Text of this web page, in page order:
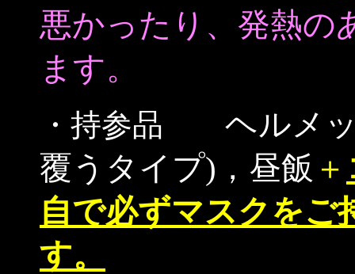
悪かったり、発熱の
ます。
・持参品 ヘルメ
覆うタイプ)，昼飯 ＋
自で必ずマスクをご
す。